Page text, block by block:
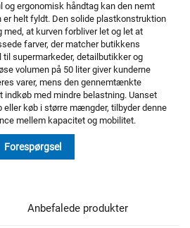
og ergonomisk håndtag kan den nemt
er helt fyldt. Den solide plastkonstruktion
at kurven forbliver let og let at
farver, der matcher butikkens
til supermarkeder, detailbutikker og
volumen på 50 liter giver kunderne
varer, mens den gennemtænkte
indkøb med mindre belastning. Uanset
eller køb i større mængder, tilbyder denne
mellem kapacitet og mobilitet.
Forespørgsel
Anbefalede produkter